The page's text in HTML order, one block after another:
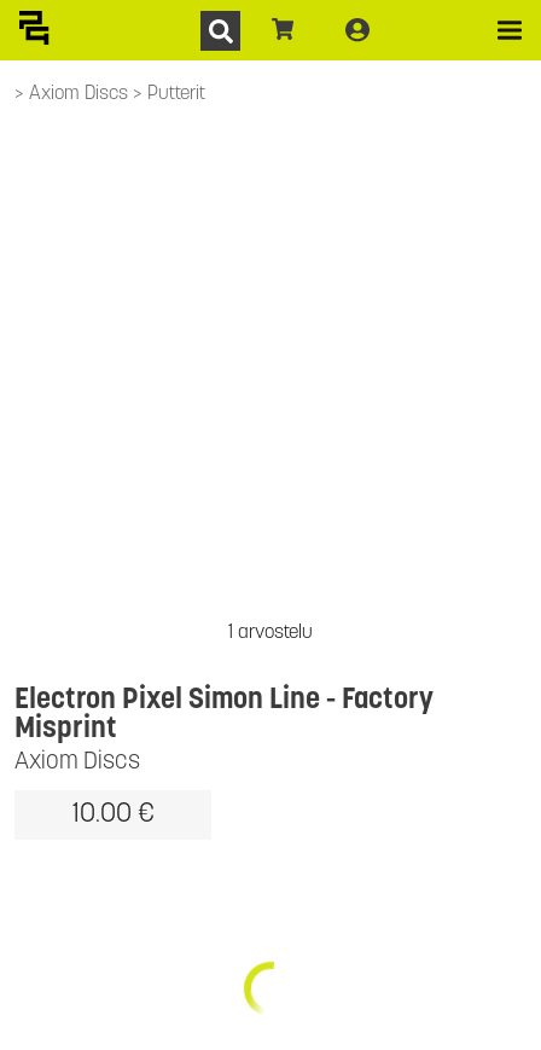
Axiom Discs Putterit
1 arvostelu
Axiom Discs
Electron Pixel Simon Line - Factory
Misprint
10.00 €